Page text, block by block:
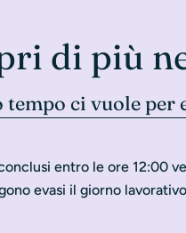
di più
tempo ci vuole per
entro le ore 12:00
evasi il giorno